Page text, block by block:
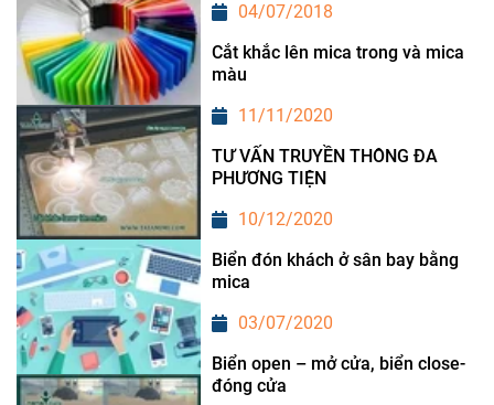
04/07/2018
Cắt khắc lên mica trong và mica
màu
11/11/2020
TƯ VẤN TRUYỀN THÔNG ĐA
PHƯƠNG TIỆN
10/12/2020
Biển đón khách ở sân bay bằng
mica
03/07/2020
Biển open – mở cửa, biển close-
đóng cửa